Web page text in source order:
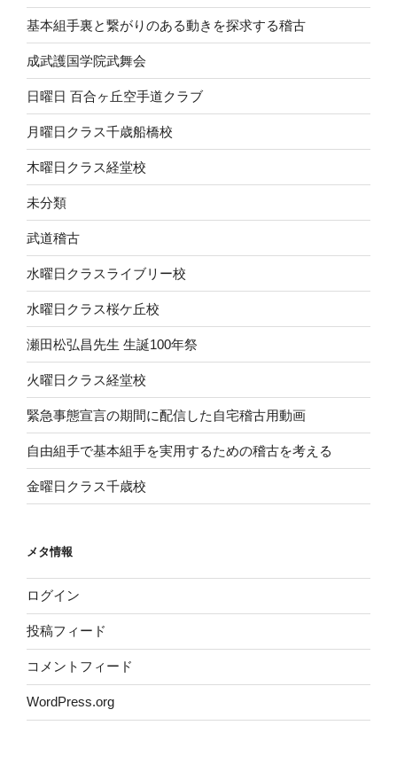
基本組手裏と繋がりのある動きを探求する稽古
成武護国学院武舞会
日曜日 百合ヶ丘空手道クラブ
月曜日クラス千歳船橋校
木曜日クラス経堂校
未分類
武道稽古
水曜日クラスライブリー校
水曜日クラス桜ケ丘校
瀬田松弘昌先生 生誕100年祭
火曜日クラス経堂校
緊急事態宣言の期間に配信した自宅稽古用動画
自由組手で基本組手を実用するための稽古を考える
金曜日クラス千歳校
メタ情報
ログイン
投稿フィード
コメントフィード
WordPress.org